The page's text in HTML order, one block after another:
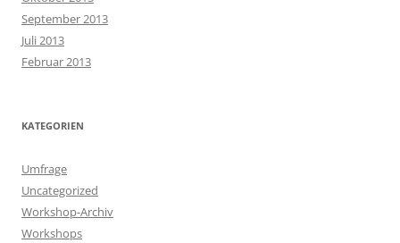
September 2013
Juli 2013
Februar 2013
KATEGORIEN
Umfrage
Uncategorized
Workshop-Archiv
Workshops